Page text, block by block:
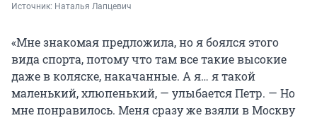
Источник: Наталья Лапцевич
«Мне знакомая предложила, но я боялся этого
вида спорта, потому что там все такие высокие
даже в коляске, накачанные. А я… я такой
маленький, хлюпенький, — улыбается Петр. — Но
мне понравилось. Меня сразу же взяли в Москву